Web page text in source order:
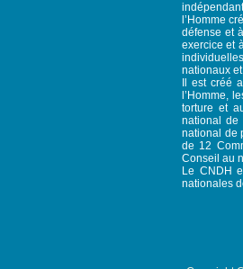
l’Homme
défense et
exercice et
nationaux
Il est créé
l’Homme,
torture et
national de
national de
de 12
Conseil au
Le CNDH
nationales